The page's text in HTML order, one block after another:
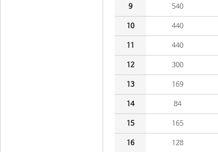
9 540
10 440
11 440
12 300
13 169
14 84
15 165
16 128